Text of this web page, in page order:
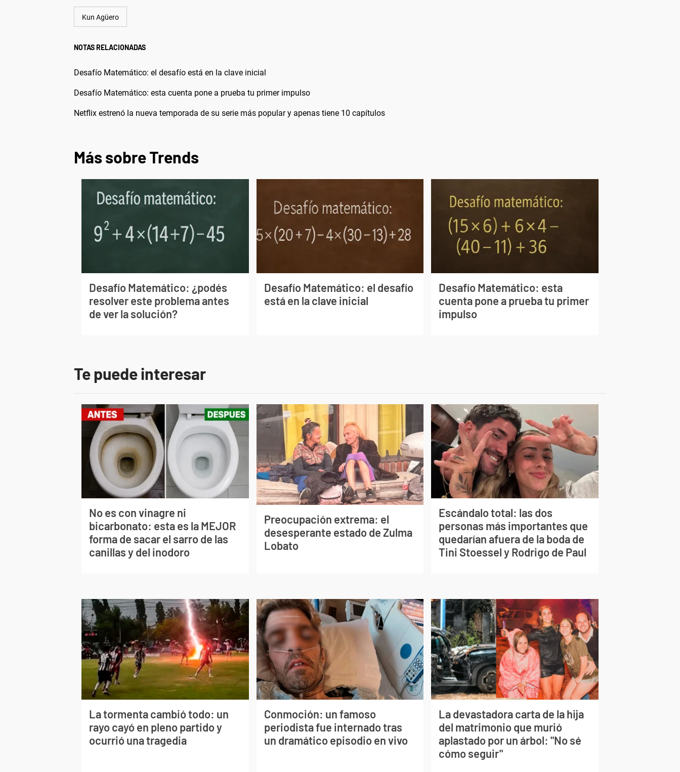
Kun Agüero
NOTAS RELACIONADAS
Desafío Matemático: el desafío está en la clave inicial
Desafío Matemático: esta cuenta pone a prueba tu primer impulso
Netflix estrenó la nueva temporada de su serie más popular y apenas tiene 10 capítulos
Más sobre Trends
Desafío Matemático: ¿podés
resolver este problema antes
de ver la solución?
Desafío Matemático: el desafío
está en la clave inicial
Desafío Matemático: esta
cuenta pone a prueba tu primer
impulso
Te puede interesar
No es con vinagre ni
bicarbonato: esta es la MEJOR
forma de sacar el sarro de las
canillas y del inodoro
Preocupación extrema: el
desesperante estado de Zulma
Lobato
Escándalo total: las dos
personas más importantes que
quedarían afuera de la boda de
Tini Stoessel y Rodrigo de Paul
La tormenta cambió todo: un
rayo cayó en pleno partido y
ocurrió una tragedia
Conmoción: un famoso
periodista fue internado tras
un dramático episodio en vivo
La devastadora carta de la hija
del matrimonio que murió
aplastado por un árbol: "No sé
cómo seguir"